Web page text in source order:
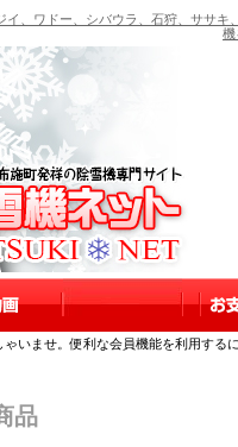
ワドー、シバウラ、石狩、ササキ
機
ゃいませ。便利な会員機能を利用する
品